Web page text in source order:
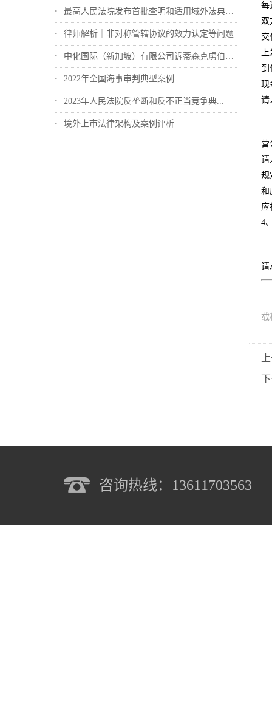
最高人民法院发布首批查明和适用域外法典型...
律师解析｜非对称管辖协议的效力认定等问题
中化国际（新加坡）有限公司诉蒂森克虏伯冶...
2022年全国海事审判典型案例
2023年人民法院反垄断和反不正当竞争典...
境外上市法律架构及案例评析
每
双
交
到
现
请
营
请
规
和
应
4
载
咨询热线：13611703563